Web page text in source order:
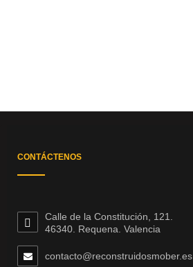
CONTÁCTENOS
Calle de la Constitución, 121.
46340. Requena. Valencia
contacto@reconstruidosmober.es